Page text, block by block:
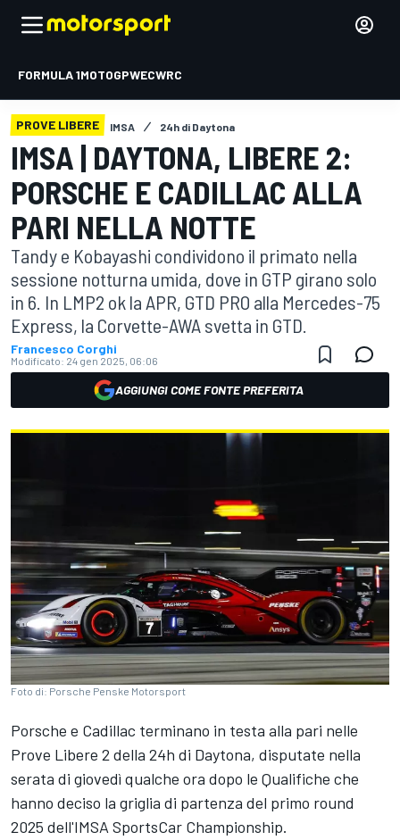
FORMULA 1MOTOGPWECWRC
PROVE LIBERE IMSA 24h di Daytona
IMSA | DAYTONA, LIBERE 2:
PORSCHE E CADILLAC ALLA
PARI NELLA NOTTE
Tandy e Kobayashi condividono il primato nella
sessione notturna umida, dove in GTP girano solo
in 6. In LMP2 ok la APR, GTD PRO alla Mercedes-75
Express, la Corvette-AWA svetta in GTD.
Francesco Corghi
Modificato: 24 gen 2025, 06:06
AGGIUNGI COME FONTE PREFERITA
Foto di: Porsche Penske Motorsport
Porsche e Cadillac terminano in testa alla pari nelle
Prove Libere 2 della 24h di Daytona, disputate nella
serata di giovedì qualche ora dopo le Qualifiche che
hanno deciso la griglia di partenza del primo round
2025 dell'IMSA SportsCar Championship.